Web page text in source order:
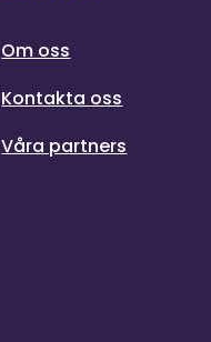
Om oss
Kontakta oss
Våra partners